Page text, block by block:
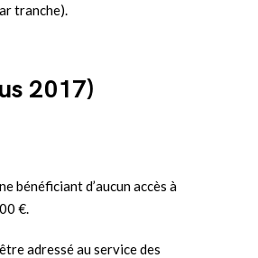
tranche).
2017)
bénéficiant d’aucun accès à
€.
adressé au service des